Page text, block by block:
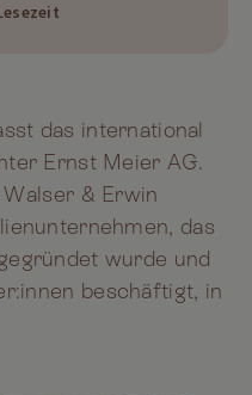
das international
Ernst Meier AG.
& Erwin
das
wurde und
beschäftigt, in